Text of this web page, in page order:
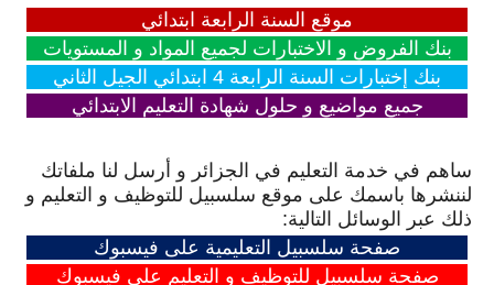
موقع السنة الرابعة ابتدائي
بنك الفروض و الاختبارات لجميع المواد و المستويات
بنك إختبارات السنة الرابعة 4 ابتدائي الجيل الثاني
جميع مواضيع و حلول شهادة التعليم الابتدائي
ساهم في خدمة التعليم في الجزائر و أرسل لنا ملفاتك
لننشرها باسمك على موقع سلسبيل للتوظيف و التعليم و
ذلك عبر الوسائل التالية:
صفحة سلسبيل التعليمية على فيسبوك
صفحة سلسبيل للتوظيف و التعليم على فيسبوك